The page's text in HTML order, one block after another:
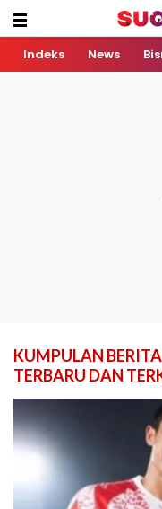
Indeks News
KUMPULAN
TERBARU DAN